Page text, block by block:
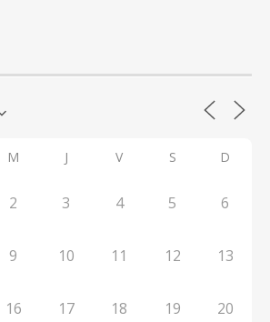
M J V S D
2 3 4 5 6
9 10 11 12 13
16 17 18 19 20